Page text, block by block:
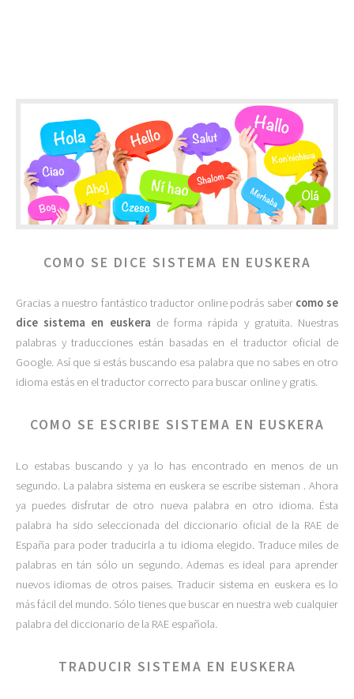
COMO SE DICE SISTEMA EN EUSKERA
Gracias a nuestro fantástico traductor online podrás saber como se
dice sistema en euskera de forma rápida y gratuita. Nuestras
palabras y traducciones están basadas en el traductor oficial de
Google. Así que si estás buscando esa palabra que no sabes en otro
idioma estás en el traductor correcto para buscar online y gratis.
COMO SE ESCRIBE SISTEMA EN EUSKERA
Lo estabas buscando y ya lo has encontrado en menos de un
segundo. La palabra sistema en euskera se escribe sisteman . Ahora
ya puedes disfrutar de otro nueva palabra en otro idioma. Ésta
palabra ha sido seleccionada del diccionario oficial de la RAE de
España para poder traducirla a tu idioma elegido. Traduce miles de
palabras en tán sólo un segundo. Ademas es ideal para aprender
nuevos idiomas de otros paises. Traducir sistema en euskera es lo
más fácil del mundo. Sólo tienes que buscar en nuestra web cualquier
palabra del diccionario de la RAE española.
TRADUCIR SISTEMA EN EUSKERA